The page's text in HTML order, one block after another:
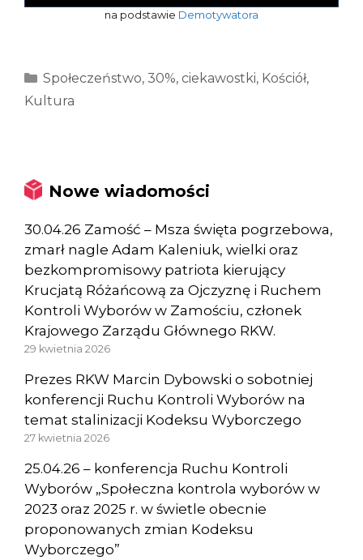
na podstawie Demotywatora
Kategorie
Społeczeństwo, 30%, ciekawostki, Kościół,
Kultura
Nowe wiadomości
30.04.26 Zamość – Msza święta pogrzebowa,
zmarł nagle Adam Kaleniuk, wielki oraz
bezkompromisowy patriota kierujący
Krucjatą Różańcową za Ojczyznę i Ruchem
Kontroli Wyborów w Zamościu, członek
Krajowego Zarządu Głównego RKW.
29 kwietnia 2026
Prezes RKW Marcin Dybowski o sobotniej
konferencji Ruchu Kontroli Wyborów na
temat stalinizacji Kodeksu Wyborczego
27 kwietnia 2026
25.04.26 – konferencja Ruchu Kontroli
Wyborów „Społeczna kontrola wyborów w
2023 oraz 2025 r. w świetle obecnie
proponowanych zmian Kodeksu
Wyborczego”